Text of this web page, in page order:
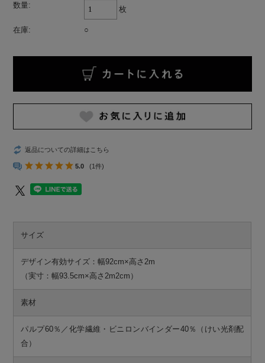
数量: 枚
在庫: ○
返品についての詳細はこちら
5.0 (1件)
サイズ
デザイン有効サイズ：幅92cm×高さ2m
（実寸：幅93.5cm×高さ2m2cm）
素材
パルプ60％／化学繊維・ビニロンバインダー40％（けい光剤配
合）